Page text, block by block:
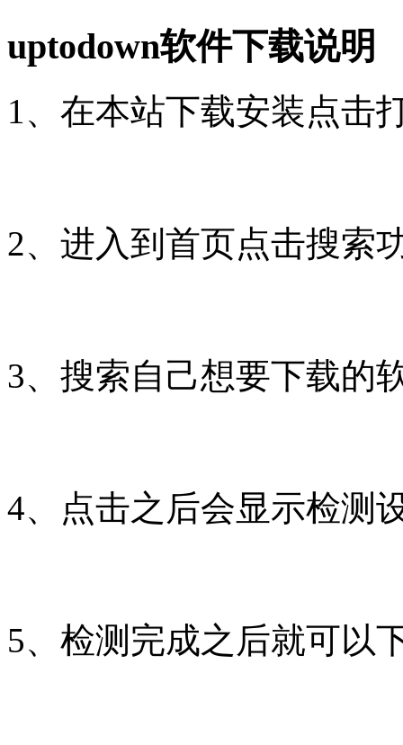
uptodown软件下载说明
1、在本站下载安装点击
2、进入到首页点击搜索
3、搜索自己想要下载的
4、点击之后会显示检测
5、检测完成之后就可以